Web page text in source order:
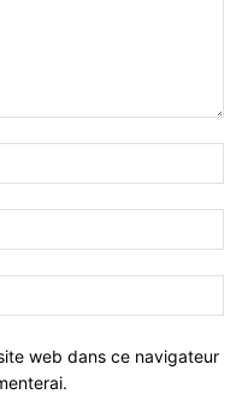
web dans ce navigateur